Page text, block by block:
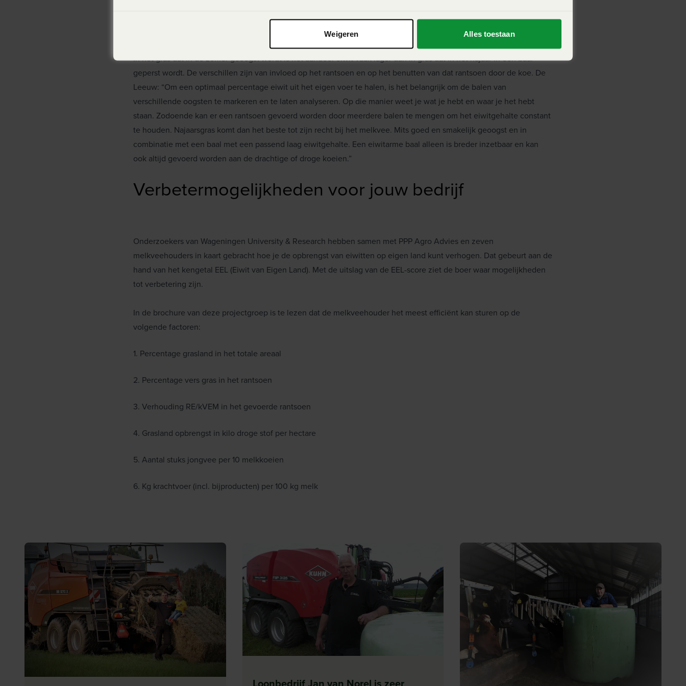
Weigeren Alles toestaan
In het gras dat in de zomer geoogst wordt is het aandeel eiwit vaak lager dan in gras dat in het najaar in een baal
geperst wordt. De verschillen zijn van invloed op het rantsoen en op het benutten van dat rantsoen door de koe. De
Leeuw: “Om een optimaal percentage eiwit uit het eigen voer te halen, is het belangrijk om de balen van
verschillende oogsten te markeren en te laten analyseren. Op die manier weet je wat je hebt en waar je het hebt
staan. Zodoende kan er een rantsoen gevoerd worden door meerdere balen te mengen om het eiwitgehalte constant
te houden. Najaarsgras komt dan het beste tot zijn recht bij het melkvee. Mits goed en smakelijk geoogst en in
combinatie met een baal met een passend laag eiwitgehalte. Een eiwitarme baal alleen is breder inzetbaar en kan
ook altijd gevoerd worden aan de drachtige of droge koeien.”
Verbetermogelijkheden voor jouw bedrijf
Onderzoekers van Wageningen University & Research hebben samen met PPP Agro Advies en zeven
melkveehouders in kaart gebracht hoe je de opbrengst van eiwitten op eigen land kunt verhogen. Dat gebeurt aan de
hand van het kengetal EEL (Eiwit van Eigen Land). Met de uitslag van de EEL-score ziet de boer waar mogelijkheden
tot verbetering zijn.
In de brochure van deze projectgroep is te lezen dat de melkveehouder het meest efficiënt kan sturen op de
volgende factoren:
1. Percentage grasland in het totale areaal
2. Percentage vers gras in het rantsoen
3. Verhouding RE/kVEM in het gevoerde rantsoen
4. Grasland opbrengst in kilo droge stof per hectare
5. Aantal stuks jongvee per 10 melkkoeien
6. Kg krachtvoer (incl. bijproducten) per 100 kg melk